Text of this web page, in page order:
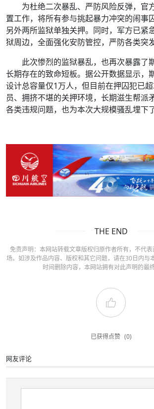
为杜绝二次暴乱、严防风险反弹，官
置工作，将所有参与挑起暴力冲突的闹事
另外两所监狱单独关押。同时，军方已紧
狱周边，全面强化安防管控，严防各类突
此次惨烈的监狱暴乱，也再次暴露了
长期存在的致命短板。据公开数据显示，
设计总容量仅1万人，但目前在押囚犯已
员、拥挤不堪的关押环境，长期滋生帮派
各类违规问题，也为本次大规模骚乱埋下
THE END
免责声明：本网站转载文章版权归原作者所有，不代
场。如涉及作品内容、版权和其它问题，请在30日内与
时间删除内容，本网站拥有对此声明的最
已获得点赞 (0)
网友评论